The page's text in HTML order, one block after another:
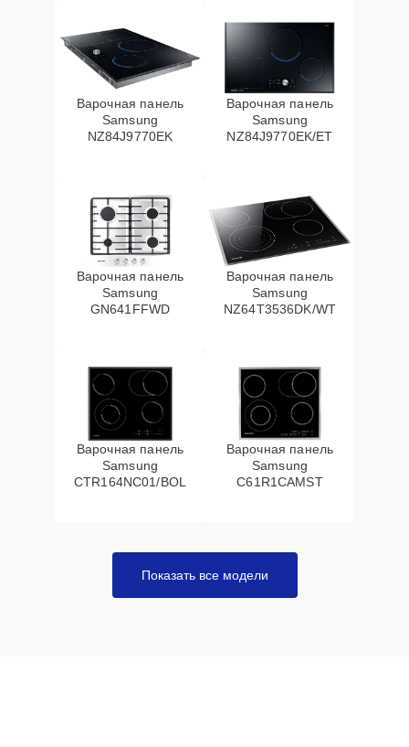
Варочная панель
Samsung
NZ84J9770EK
Варочная панель
Samsung
NZ84J9770EK/ET
Варочная панель
Samsung
GN641FFWD
Варочная панель
Samsung
NZ64T3536DK/WT
Варочная панель
Samsung
CTR164NC01/BOL
Варочная панель
Samsung
C61R1CAMST
Показать все модели